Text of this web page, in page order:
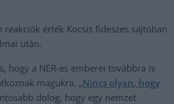
érték Kocsis fideszes sajtóban
után.
hogy a NER-es emberei továbbra is
magukra. „Nincs olyan, hogy
dolog, hogy egy nemzet